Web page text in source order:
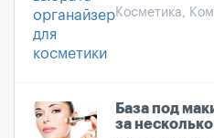
Косметика,
База под
за